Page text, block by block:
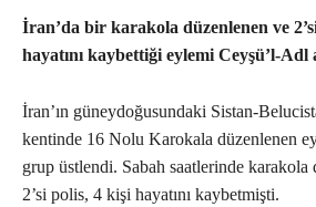
İran’da bir karakola düzenlenen ve
hayatını kaybettiği eylemi Ceyşü’l-Adl
İran’ın güneydoğusundaki Sistan-
kentinde 16 Nolu Karokala düzenlenen
grup üstlendi. Sabah saatlerinde karakola
2’si polis, 4 kişi hayatını kaybetmişti.